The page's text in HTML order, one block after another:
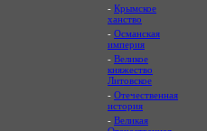
- Крымское
ханство
- Османская
империя
- Великое
княжество
Литовское
- Отечественная
история
- Великая